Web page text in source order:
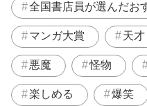
全国書店員が選んだお
マンガ大賞 天才
悪魔 怪物
楽しめる 爆笑